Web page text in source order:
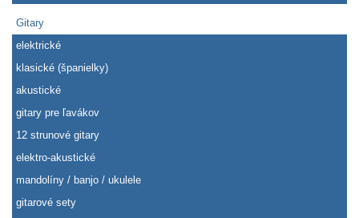
Gitary
elektrické
klasické (španielky)
akustické
gitary pre ľavákov
12 strunové gitary
elektro-akustické
mandolíny / banjo / ukulele
gitarové sety